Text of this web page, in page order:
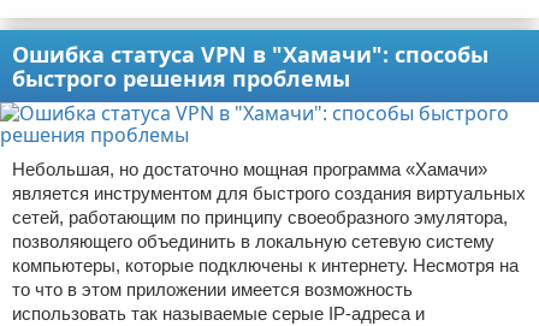
Ошибка статуса VPN в "Хамачи": способы
быстрого решения проблемы
Небольшая, но достаточно мощная программа «Хамачи»
является инструментом для быстрого создания виртуальных
сетей, работающим по принципу своеобразного эмулятора,
позволяющего объединить в локальную сетевую систему
компьютеры, которые подключены к интернету. Несмотря на
то что в этом приложении имеется возможность
использовать так называемые серые IP-адреса и